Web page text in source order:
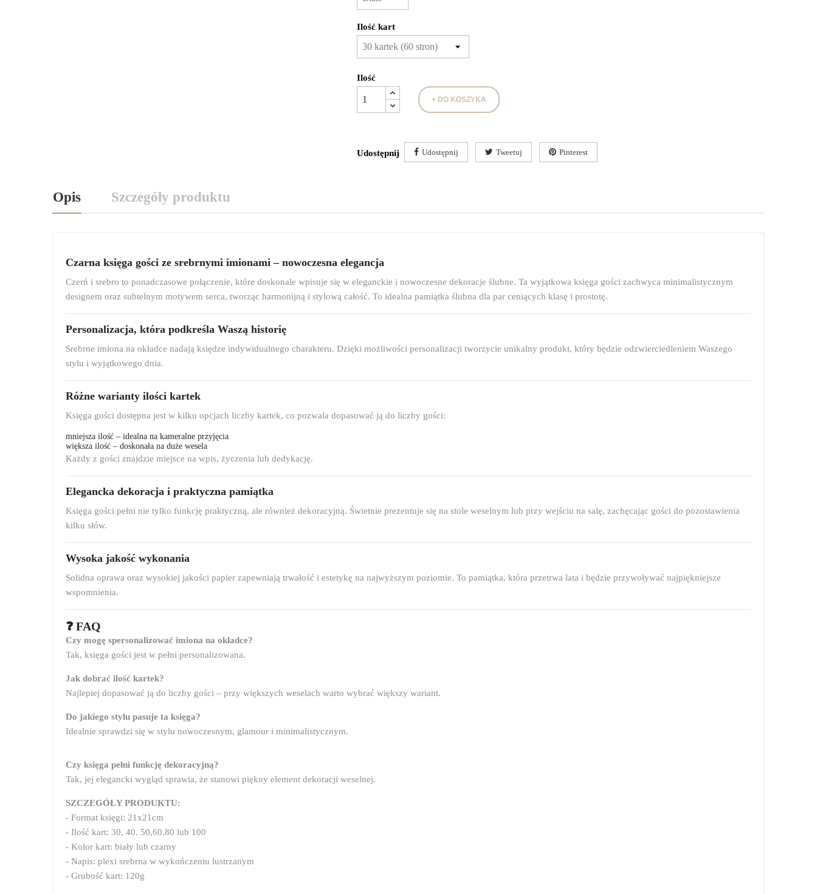
Ilość kart
Ilość
+ DO KOSZYKA
Udostępnij Udostępnij Tweetuj Pinterest
Opis Szczegóły produktu
Czarna księga gości ze srebrnymi imionami – nowoczesna elegancja
Czerń i srebro to ponadczasowe połączenie, które doskonale wpisuje się w eleganckie i nowoczesne dekoracje ślubne. Ta wyjątkowa księga gości zachwyca minimalistycznym
designem oraz subtelnym motywem serca, tworząc harmonijną i stylową całość. To idealna pamiątka ślubna dla par ceniących klasę i prostotę.
Personalizacja, która podkreśla Waszą historię
Srebrne imiona na okładce nadają księdze indywidualnego charakteru. Dzięki możliwości personalizacji tworzycie unikalny produkt, który będzie odzwierciedleniem Waszego
stylu i wyjątkowego dnia.
Różne warianty ilości kartek
Księga gości dostępna jest w kilku opcjach liczby kartek, co pozwala dopasować ją do liczby gości:
mniejsza ilość – idealna na kameralne przyjęcia
większa ilość – doskonała na duże wesela
Każdy z gości znajdzie miejsce na wpis, życzenia lub dedykację.
Elegancka dekoracja i praktyczna pamiątka
Księga gości pełni nie tylko funkcję praktyczną, ale również dekoracyjną. Świetnie prezentuje się na stole weselnym lub przy wejściu na salę, zachęcając gości do pozostawienia
kilku słów.
Wysoka jakość wykonania
Solidna oprawa oraz wysokiej jakości papier zapewniają trwałość i estetykę na najwyższym poziomie. To pamiątka, która przetrwa lata i będzie przywoływać najpiękniejsze
wspomnienia.
❓ FAQ
Czy mogę spersonalizować imiona na okładce?
Tak, księga gości jest w pełni personalizowana.
Jak dobrać ilość kartek?
Najlepiej dopasować ją do liczby gości – przy większych weselach warto wybrać większy wariant.
Do jakiego stylu pasuje ta księga?
Idealnie sprawdzi się w stylu nowoczesnym, glamour i minimalistycznym.
Czy księga pełni funkcję dekoracyjną?
Tak, jej elegancki wygląd sprawia, że stanowi piękny element dekoracji weselnej.
SZCZEGÓŁY PRODUKTU:
- Format księgi: 21x21cm
- Ilość kart: 30, 40. 50,60.80 lub 100
- Kolor kart: biały lub czarny
- Napis: plexi srebrna w wykończeniu lustrzanym
- Grubość kart: 120g